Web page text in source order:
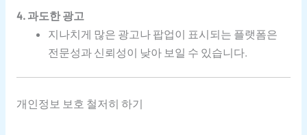
4. 과도한 광고
지나치게 많은 광고나 팝업이 표시되는 플랫폼은
전문성과 신뢰성이 낮아 보일 수 있습니다.
개인정보 보호 철저히 하기